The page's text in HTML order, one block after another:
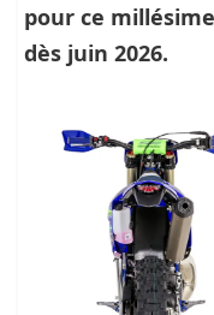
pour ce
dès juin 2026.